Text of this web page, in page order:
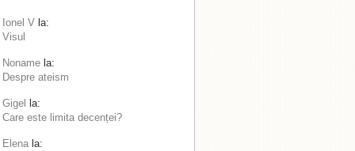
Ionel V la:
Visul
Noname la:
Despre ateism
Gigel
la:
Care este limita decenței?
Elena la: